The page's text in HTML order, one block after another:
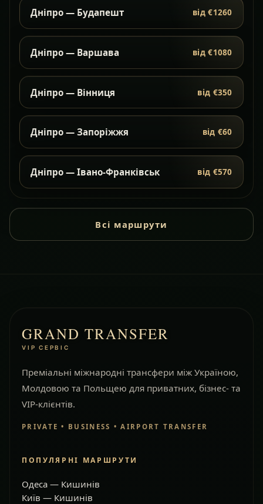
Дніпро — Будапешт від €1260
Дніпро — Варшава від €1080
Дніпро — Вінниця від €350
Дніпро — Запоріжжя від €60
Дніпро — Івано-Франківськ від €570
Всі маршрути
GRAND TRANSFER
VIP СЕРВІС
Преміальні міжнародні трансфери між Україною,
Молдовою та Польщею для приватних, бізнес- та
VIP-клієнтів.
PRIVATE • BUSINESS • AIRPORT TRANSFER
ПОПУЛЯРНІ МАРШРУТИ
Одеса — Кишинів
Київ — Кишинів